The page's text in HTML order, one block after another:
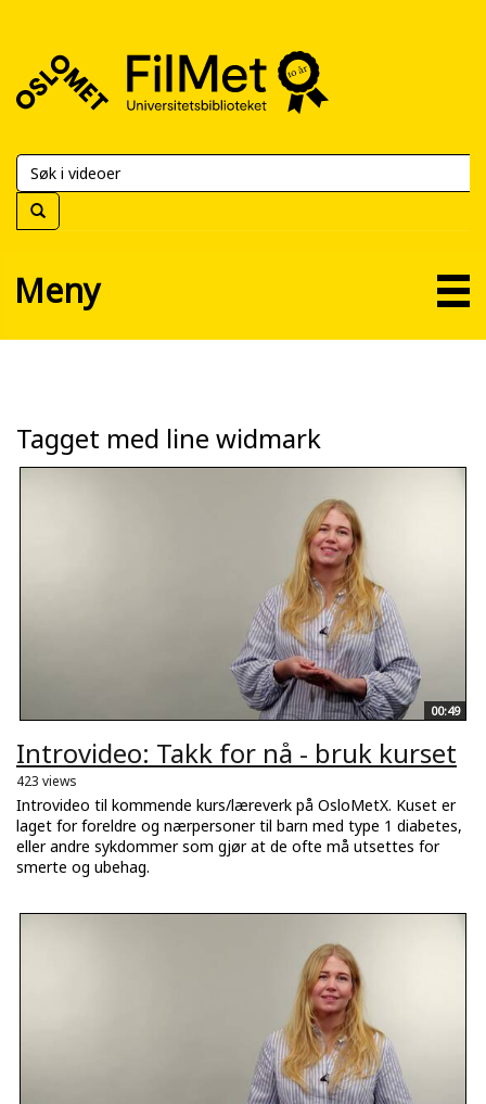
FilMet
Universitetsbiblioteket
Meny
Tagget med line widmark
00:49
Introvideo: Takk for nå - bruk kurset
423 views
Introvideo til kommende kurs/læreverk på OsloMetX. Kuset er
laget for foreldre og nærpersoner til barn med type 1 diabetes,
eller andre sykdommer som gjør at de ofte må utsettes for
smerte og ubehag.